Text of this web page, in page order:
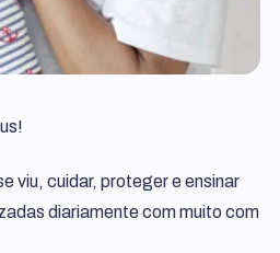
viu, cuidar, proteger e ensinar
diariamente com muito com